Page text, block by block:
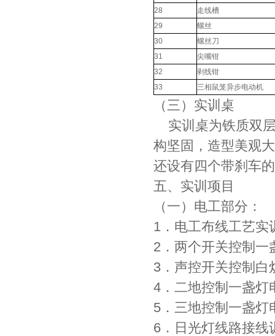
28
走线槽
29
螺丝
30
螺丝刀
31
尖嘴钳
32
剥线钳
33
三相鼠笼异步电动机
（三）实训桌
实训桌为铁质双
构坚固，造型美观
还设有四个带刹车
五、实训项目
（一）电工部分：
1．电工布线工艺实
2．两个开关控制一
3．声控开关控制白
4．二地控制一盏灯
5．三地控制一盏灯
6．日光灯线路接线